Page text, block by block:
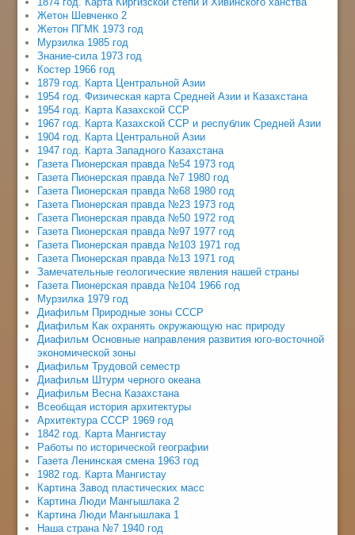
Жетон Шевченко 2
Жетон ПГМК 1973 год
Мурзилка 1985 год
Знание-сила 1973 год
Костер 1966 год
1879 год. Карта Центральной Азии
1954 год. Физическая карта Средней Азии и Казахстана
1954 год. Карта Казахской ССР
1967 год. Карта Казахской ССР и республик Средней Азии
1904 год. Карта Центральной Азии
1947 год. Карта Западного Казахстана
Газета Пионерская правда №54 1973 год
Газета Пионерская правда №7 1980 год
Газета Пионерская правда №68 1980 год
Газета Пионерская правда №23 1973 год
Газета Пионерская правда №50 1972 год
Газета Пионерская правда №97 1977 год
Газета Пионерская правда №103 1971 год
Газета Пионерская правда №13 1971 год
Замечательные геологические явления нашей страны
Газета Пионерская правда №104 1966 год
Мурзилка 1979 год
Диафильм Природные зоны СССР
Диафильм Как охранять окружающую нас природу
Диафильм Основные направления развития юго-восточной
экономической зоны
Диафильм Трудовой семестр
Диафильм Штурм черного океана
Диафильм Весна Казахстана
Всеобщая история архитектуры
Архитектура СССР 1969 год
1842 год. Карта Мангистау
Работы по исторической географии
Газета Ленинская смена 1963 год
1982 год. Карта Мангистау
Картина Завод пластических масс
Картина Люди Мангышлака 2
Картина Люди Мангышлака 1
Наша страна №7 1940 год